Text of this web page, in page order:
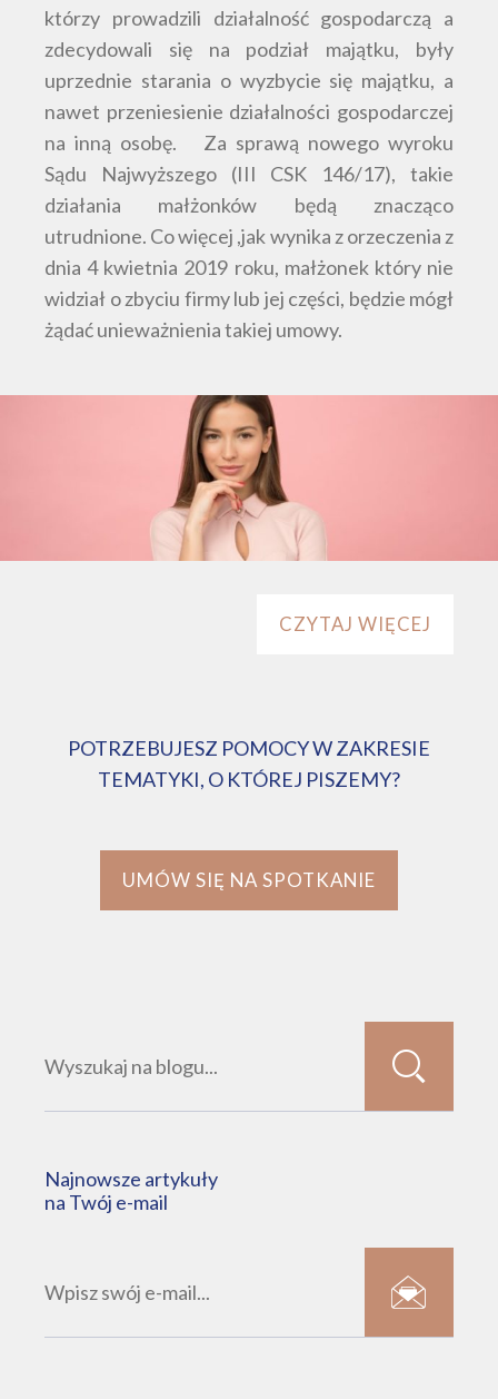
Najnowsze artykuły
na Twój e-mail
którzy prowadzili działalność gospodarczą a
zdecydowali się na podział majątku, były
uprzednie starania o wyzbycie się majątku, a
nawet przeniesienie działalności gospodarczej
na inną osobę. Za sprawą nowego wyroku
Sądu Najwyższego (III CSK 146/17), takie
działania małżonków będą znacząco
utrudnione. Co więcej ,jak wynika z orzeczenia z
dnia 4 kwietnia 2019 roku, małżonek który nie
widział o zbyciu firmy lub jej części, będzie mógł
żądać unieważnienia takiej umowy.
CZYTAJ WIĘCEJ
POTRZEBUJESZ POMOCY W ZAKRESIE
TEMATYKI, O KTÓREJ PISZEMY?
UMÓW SIĘ NA SPOTKANIE